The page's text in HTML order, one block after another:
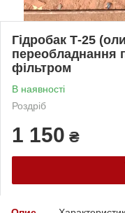
Гідробак Т-25
переобладнання
фільтром
В наявності
Роздріб
1 150 ₴